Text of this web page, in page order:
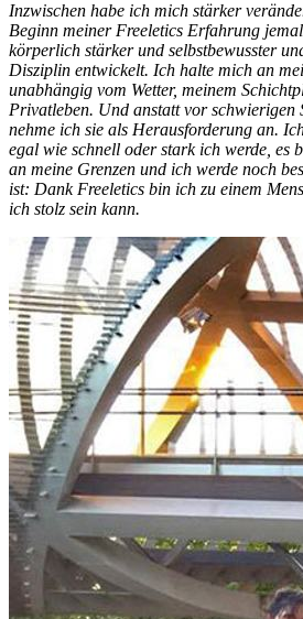
Inzwischen habe ich mich stärker
Beginn meiner Freeletics Erfahrung
körperlich stärker und selbstbewusster
Disziplin entwickelt. Ich halte mich an
unabhängig vom Wetter, meinem
Privatleben. Und anstatt vor schwierigen
nehme ich sie als Herausforderung an.
egal wie schnell oder stark ich werde, es
an meine Grenzen und ich werde noch
ist: Dank Freeletics bin ich zu einem
ich stolz sein kann.